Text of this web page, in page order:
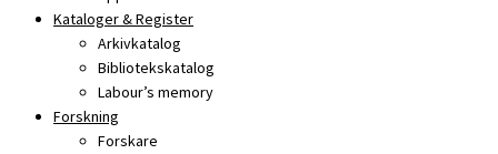
Kataloger & Register
Arkivkatalog
Bibliotekskatalog
Labour’s memory
Forskning
Forskare